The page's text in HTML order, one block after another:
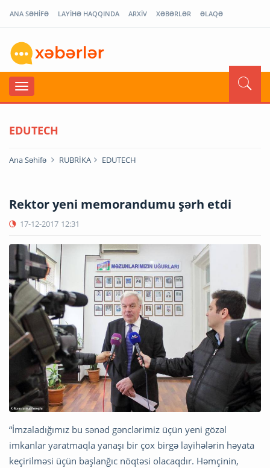
ANA SƏHİFƏ LAYİHƏ HAQQINDA ARXİV XƏBƏRLƏR ƏLAQƏ
EDUTECH
Ana Səhifə RUBRİKA EDUTECH
Rektor yeni memorandumu şərh etdi
17-12-2017 12:31
“İmzaladığımız bu sənəd gənclərimiz üçün yeni gözəl
imkanlar yaratmaqla yanaşı bir çox birgə layihələrin həyata
keçirilməsi üçün başlanğıc nöqtəsi olacaqdır. Həmçinin,